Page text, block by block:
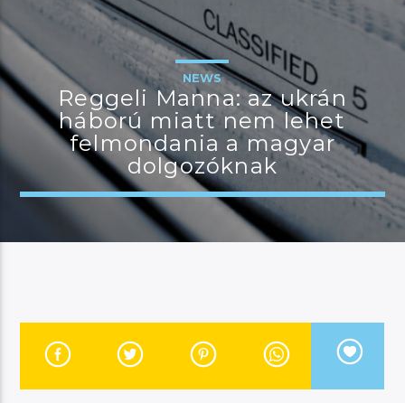
MannaFM
Helyes_Beat : Jöjj Te Is
JELENLEGI MŰSOR
MANNA HITS
18:00 22:00
Manna FM
NEWS
Reggeli Manna: az ukrán
háború miatt nem lehet
felmondania a magyar
dolgozóknak